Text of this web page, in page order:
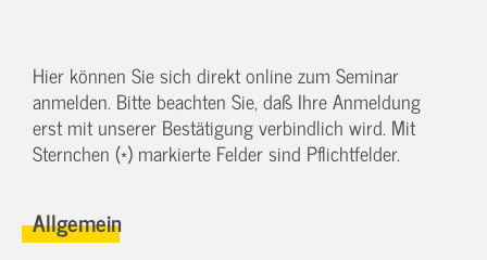
Hier können Sie sich direkt online zum Seminar
anmelden. Bitte beachten Sie, daß Ihre Anmeldung
erst mit unserer Bestätigung verbindlich wird. Mit
Sternchen (*) markierte Felder sind Pflichtfelder.
Allgemein